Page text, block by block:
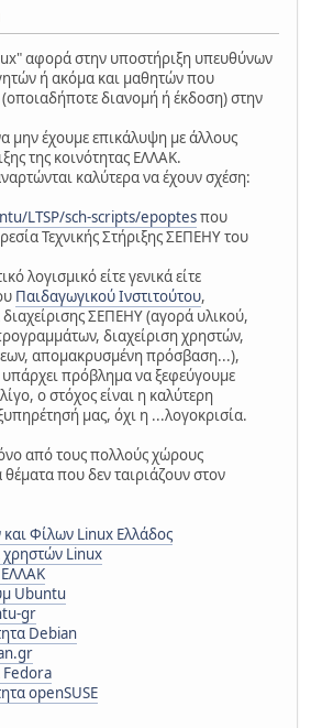
αφορά στην υποστήριξη υπευθύνων
ή ακόμα και μαθητών που
διανομή ή έκδοση) στην
μην έχουμε επικάλυψη με άλλους
της κοινότητας ΕΛΛΑΚ.
καλύτερα να έχουν σχέση:
LTSP/sch-scripts/epoptesπου
Τεχνικής Στήριξης ΣΕΠΕΗΥ του
λογισμικό είτε γενικά είτε
Παιδαγωγικού Ινστιτούτου,
ΣΕΠΕΗΥ (αγορά υλικού,
διαχείριση χρηστών,
απομακρυσμένη πρόσβαση...),
πρόβλημα να ξεφεύγουμε
ο στόχος είναι η καλύτερη
μας, όχι η ...λογοκρισία.
από τους πολλούς χώρους
που δεν ταιριάζουν στον
Φίλων Linux Ελλάδος
χρηστών Linux
ΕΛΛΑΚ
Ubuntu
gr
Debian
Fedora
openSUSE